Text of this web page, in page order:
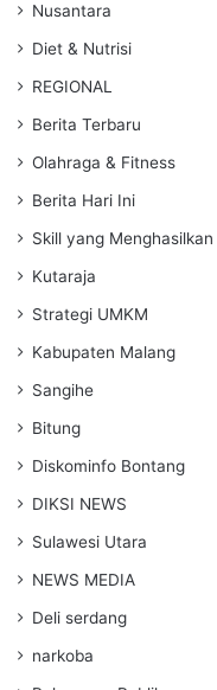
Nusantara
Diet & Nutrisi
REGIONAL
Berita Terbaru
Olahraga & Fitness
Berita Hari Ini
Skill yang Menghasilkan
Kutaraja
Strategi UMKM
Kabupaten Malang
Sangihe
Bitung
Diskominfo Bontang
DIKSI NEWS
Sulawesi Utara
NEWS MEDIA
Deli serdang
narkoba